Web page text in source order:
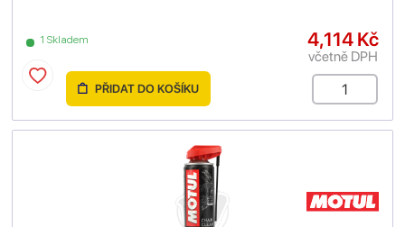
1 Skladem 4,114 Kč
včetně DPH
PŘIDAT DO KOŠÍKU